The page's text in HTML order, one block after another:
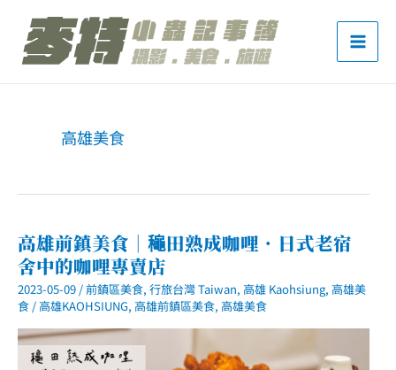
高雄美食
高雄前鎮美食｜龝田熟成咖哩．日式老宿
舍中的咖哩專賣店
2023-05-09 /前鎮區美食, 行旅台灣 Taiwan, 高雄 Kaohsiung, 高雄美
食 /高雄KAOHSIUNG, 高雄前鎮區美食, 高雄美食